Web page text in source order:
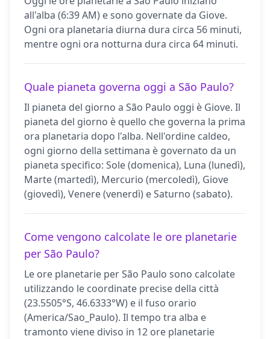
all'alba (6:39 AM) e sono governate da Giove.
Ogni ora planetaria diurna dura circa 56 minuti,
mentre ogni ora notturna dura circa 64 minuti.
Quale pianeta governa oggi a São Paulo?
Il pianeta del giorno a São Paulo oggi è Giove. Il
pianeta del giorno è quello che governa la prima
ora planetaria dopo l'alba. Nell'ordine caldeo,
ogni giorno della settimana è governato da un
pianeta specifico: Sole (domenica), Luna (lunedì),
Marte (martedì), Mercurio (mercoledì), Giove
(giovedì), Venere (venerdì) e Saturno (sabato).
Come vengono calcolate le ore planetarie
per São Paulo?
Le ore planetarie per São Paulo sono calcolate
utilizzando le coordinate precise della città
(23.5505°S, 46.6333°W) e il fuso orario
(America/Sao_Paulo). Il tempo tra alba e
tramonto viene diviso in 12 ore planetarie